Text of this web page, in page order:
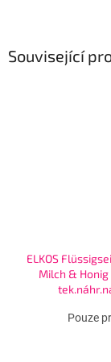
Související
ELKOS
Milch &
Pouze